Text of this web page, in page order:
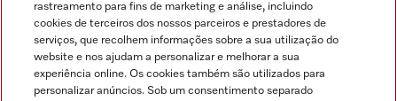
Miele no Instagram
Miele no Facebook
Miele no Youtube
rastreamento para fins de marketing e análise, incluindo
cookies de terceiros dos nossos parceiros e prestadores de
serviços, que recolhem informações sobre a sua utilização do
website e nos ajudam a personalizar e melhorar a sua
experiência online. Os cookies também são utilizados para
personalizar anúncios. Sob um consentimento separado